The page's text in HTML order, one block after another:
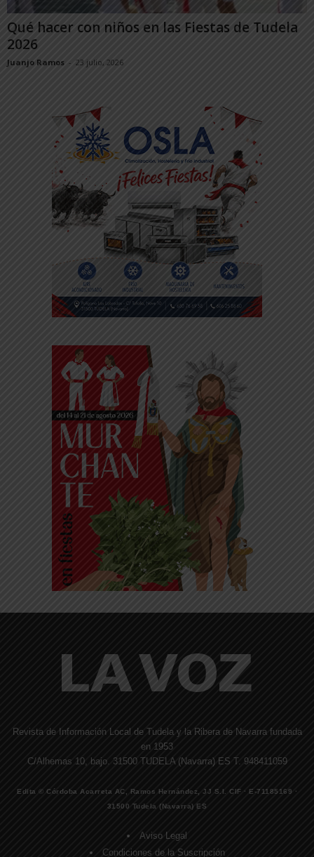
Qué hacer con niños en las Fiestas de Tudela
2026
Juanjo Ramos - 23 julio, 2026
Revista de Información Local de Tudela y la Ribera de Navarra fundada
en 1953
C/Alhemas 10, bajo. 31500 TUDELA (Navarra) ES T. 948411059
Edita © Córdoba Acarreta AC, Ramos Hernández, JJ S.I. CIF · E-71185169 ·
31500 Tudela (Navarra) ES
Aviso Legal
Condiciones de la Suscripción